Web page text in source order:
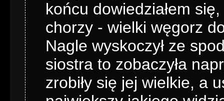
końcu dowiedziałem
chorzy - wielki węgorz
Nagle wyskoczył ze
siostra to zobaczyła
zrobiły się jej wielkie, a